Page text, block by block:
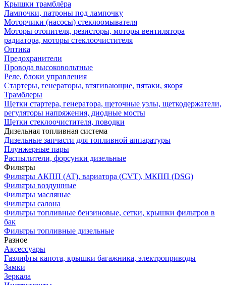
Крышки трамблёра
Лампочки, патроны под лампочку
Моторчики (насосы) стеклоомывателя
Моторы отопителя, резисторы, моторы вентилятора
радиатора, моторы стеклоочистителя
Оптика
Предохранители
Провода высоковольтные
Реле, блоки управления
Стартеры, генераторы, втягивающие, пятаки, якоря
Трамблеры
Щетки стартера, генератора, щеточные узлы, щеткодержатели,
регуляторы напряжения, диодные мосты
Щетки стеклоочистителя, поводки
Дизельная топливная система
Дизельные запчасти для топливной аппаратуры
Плунжерные пары
Распылители, форсунки дизельные
Фильтры
Фильтры АКПП (AT), вариатора (CVT), МКПП (DSG)
Фильтры воздушные
Фильтры масляные
Фильтры салона
Фильтры топливные бензиновые, сетки, крышки фильтров в
бак
Фильтры топливные дизельные
Разное
Аксесcуары
Газлифты капота, крышки багажника, электроприводы
Замки
Зеркала